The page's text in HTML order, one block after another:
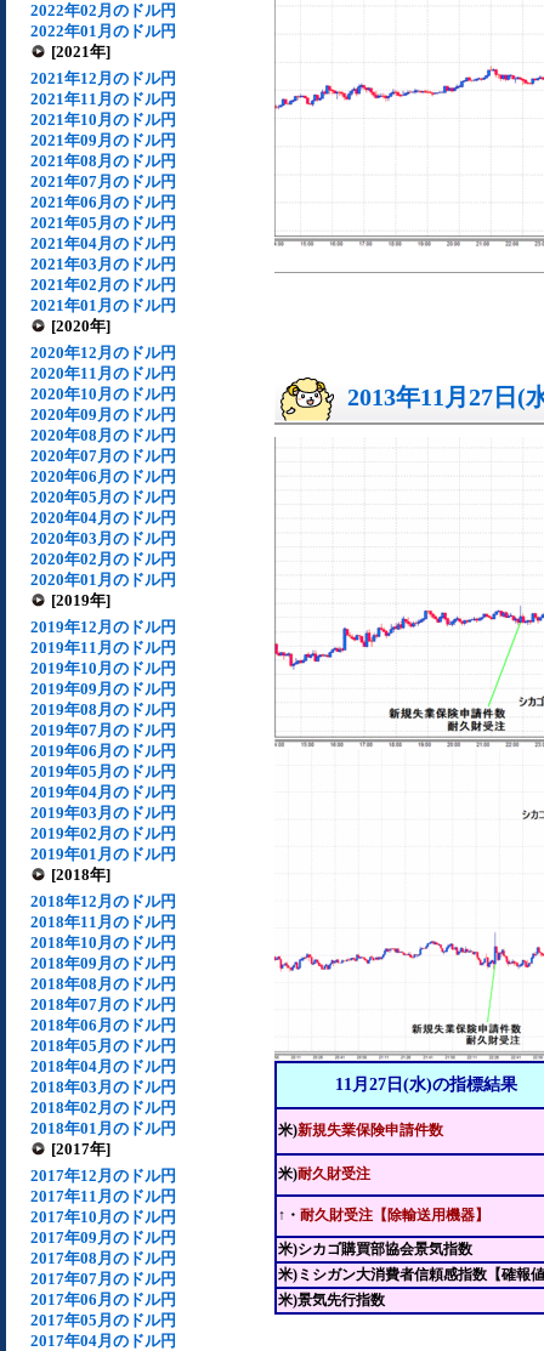
2022年02月のドル円
2022年01月のドル円
[2021年]
2021年12月のドル円
2021年11月のドル円
2021年10月のドル円
2021年09月のドル円
2021年08月のドル円
2021年07月のドル円
2021年06月のドル円
2021年05月のドル円
2021年04月のドル円
2021年03月のドル円
2021年02月のドル円
2021年01月のドル円
[2020年]
2020年12月のドル円
2020年11月のドル円
2020年10月のドル円
2020年09月のドル円
2020年08月のドル円
2020年07月のドル円
2020年06月のドル円
2020年05月のドル円
2020年04月のドル円
2020年03月のドル円
2020年02月のドル円
2020年01月のドル円
[2019年]
2019年12月のドル円
2019年11月のドル円
2019年10月のドル円
2019年09月のドル円
2019年08月のドル円
2019年07月のドル円
2019年06月のドル円
2019年05月のドル円
2019年04月のドル円
2019年03月のドル円
2019年02月のドル円
2019年01月のドル円
[2018年]
2018年12月のドル円
2018年11月のドル円
2018年10月のドル円
2018年09月のドル円
2018年08月のドル円
2018年07月のドル円
2018年06月のドル円
2018年05月のドル円
2018年04月のドル円
2018年03月のドル円
2018年02月のドル円
2018年01月のドル円
[2017年]
2017年12月のドル円
2017年11月のドル円
2017年10月のドル円
2017年09月のドル円
2017年08月のドル円
2017年07月のドル円
2017年06月のドル円
2017年05月のドル円
2017年04月のドル円
2013年11月27日(
11月27日(水)の指標結果
米)新規失業保険申請件数
米)耐久財受注
↑・ 耐久財受注【除輸送用機器】
米)シカゴ購買部協会景気指数
米)ミシガン大消費者信頼感指数【確報
米)景気先行指数